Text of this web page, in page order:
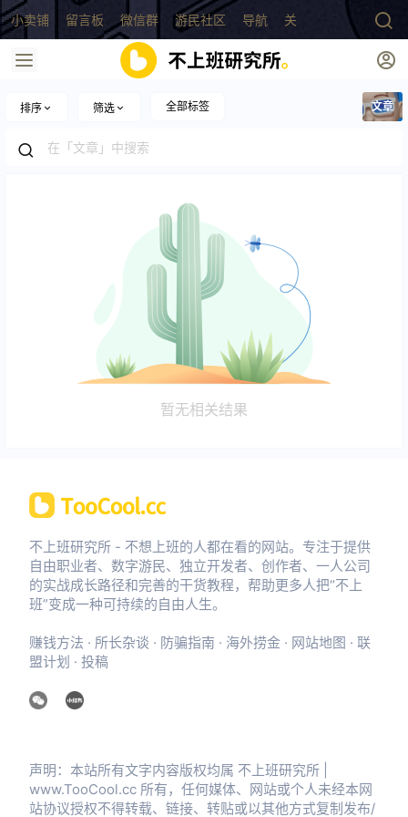
小卖铺 留言板 微信群 游民社区 导航 关于
排序 筛选 全部标签 文章
暂无相关结果
不上班研究所 - 不想上班的人都在看的网站。专注于提供
自由职业者、数字游民、独立开发者、创作者、一人公司
的实战成长路径和完善的干货教程，帮助更多人把“不上
班”变成一种可持续的自由人生。
赚钱方法 · 所长杂谈 · 防骗指南 · 海外捞金 · 网站地图 · 联
盟计划 · 投稿
声明：本站所有文字内容版权均属 不上班研究所 |
www.TooCool.cc 所有，任何媒体、网站或个人未经本网
站协议授权不得转载、链接、转贴或以其他方式复制发布/